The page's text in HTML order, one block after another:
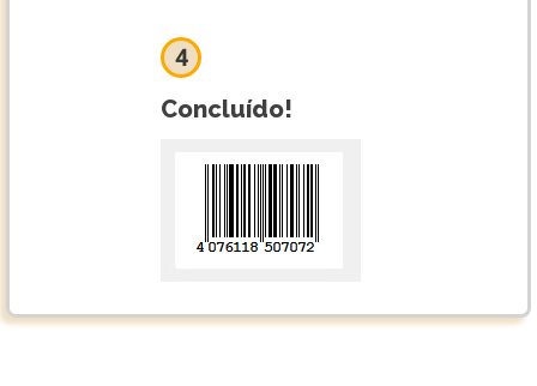
4
Concluído!